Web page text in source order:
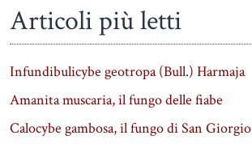
Articoli più letti
Infundibulicybe geotropa (Bull.) Harmaja
Amanita muscaria, il fungo delle fiabe
Calocybe gambosa, il fungo di San Giorgio